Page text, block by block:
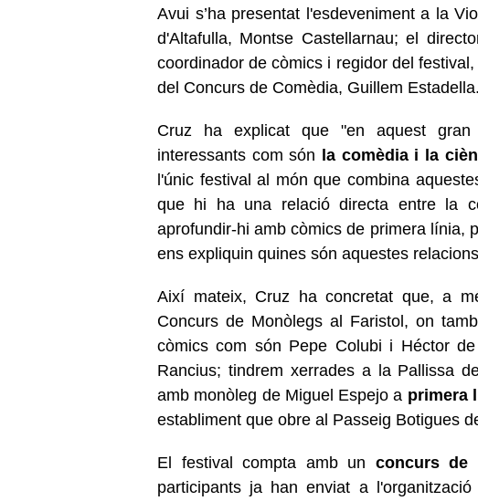
Avui s’ha presentat l'esdeveniment a la
d'Altafulla, Montse Castellarnau; el
coordinador de còmics i regidor del
del Concurs de Comèdia, Guillem Estadella.
Cruz ha explicat que "en aquest
interessants com són la comèdia i la
l'únic festival al món que combina
que hi ha una relació directa entre la
aprofundir-hi amb còmics de primera línia,
ens expliquin quines són aquestes
Així mateix, Cruz ha concretat que, a
Concurs de Monòlegs al Faristol, on
còmics com són Pepe Colubi i Héctor
Rancius; tindrem xerrades a la Pallissa
amb monòleg de Miguel Espejo a primera
establiment que obre al Passeig Botigues
El festival compta amb un concurs de
participants ja han enviat a